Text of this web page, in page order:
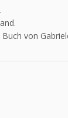
Buch von